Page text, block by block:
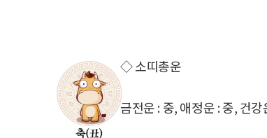
◇ 소띠총운
금전운 : 중, 애정운 : 중, 건강